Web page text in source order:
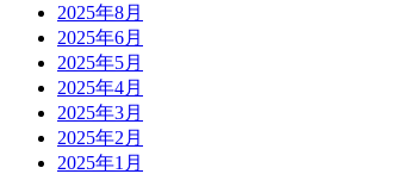
2025年8月
2025年6月
2025年5月
2025年4月
2025年3月
2025年2月
2025年1月